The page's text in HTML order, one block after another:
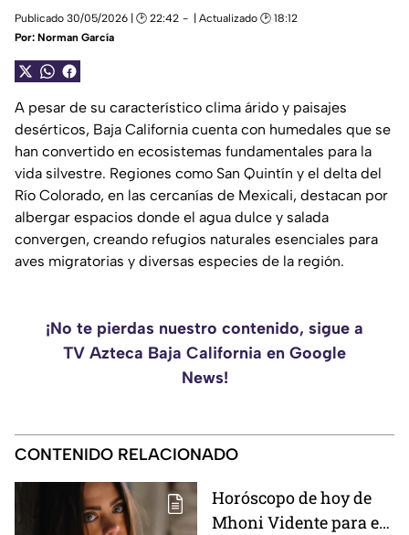
Publicado 30/05/2026 | 🕑 22:42
| Actualizado 🕑 18:12
Por: Norman García
A pesar de su característico clima árido y paisajes
desérticos, Baja California cuenta con humedales que se
han convertido en ecosistemas fundamentales para la
vida silvestre. Regiones como San Quintín y el delta del
Río Colorado, en las cercanías de Mexicali, destacan por
albergar espacios donde el agua dulce y salada
convergen, creando refugios naturales esenciales para
aves migratorias y diversas especies de la región.
¡No te pierdas nuestro contenido, sigue a
TV Azteca Baja California en Google
News!
CONTENIDO RELACIONADO
Horóscopo de hoy de
Mhoni Vidente para el